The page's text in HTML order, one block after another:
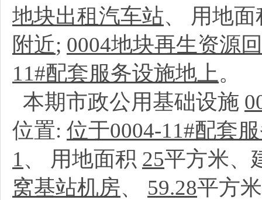
地块出租汽车站、 用地
附近; 0004地块再生资源
11#配套服务设施地上。
本期市政公用基础设施
位置: 位于0004-11#配套
1、 用地面积 25平方米、
窝基站机房、 59.28平方